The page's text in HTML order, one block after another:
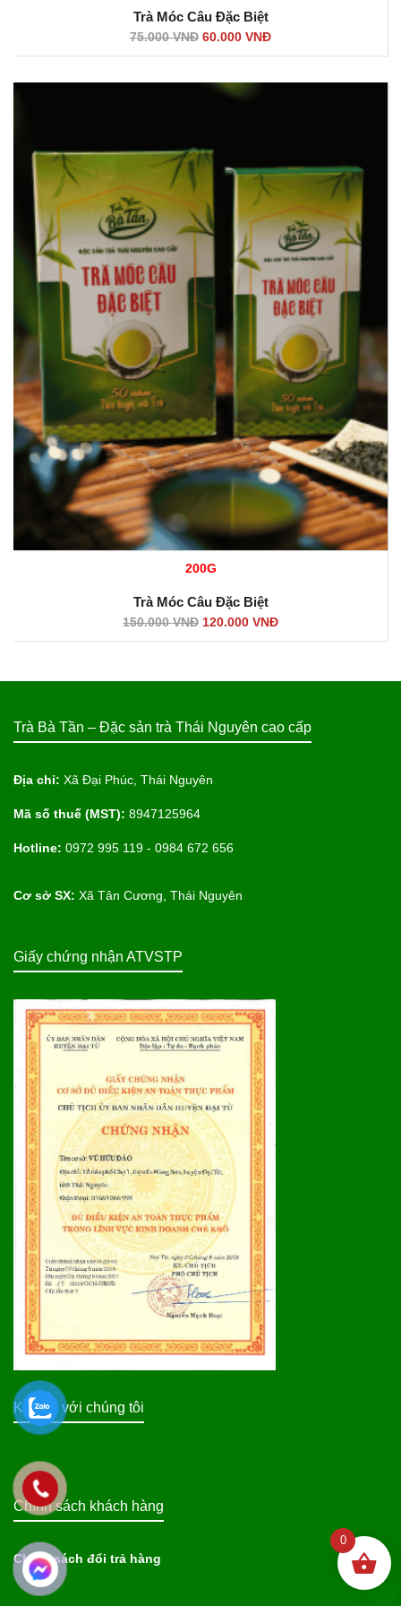
Trà Móc Câu Đặc Biệt
75.000VNĐ 60.000 VNĐ
200G
Trà Móc Câu Đặc Biệt
150.000VNĐ 120.000 VNĐ
Trà Bà Tần – Đặc sản trà Thái Nguyên cao cấp
Địa chỉ: Xã Đại Phúc, Thái Nguyên
Mã số thuế (MST): 8947125964
Hotline: 0972 995 119 - 0984 672 656
Cơ sở SX: Xã Tân Cương, Thái Nguyên
Giấy chứng nhận ATVSTP
Kết nối với chúng tôi
Chính sách khách hàng
Chính sách đổi trả hàng
0